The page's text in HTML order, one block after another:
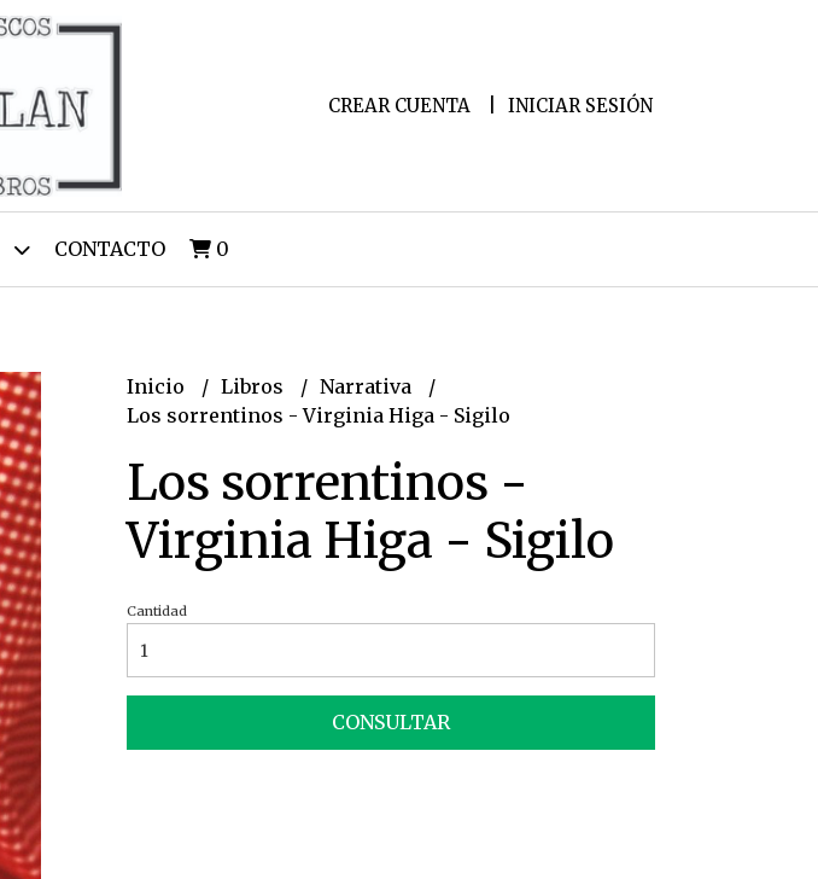
CREAR CUENTA INICIAR SESIÓN
CONTACTO 0
Inicio Libros
Narrativa
Los sorrentinos - Virginia Higa - Sigilo
Los sorrentinos -
Virginia Higa - Sigilo
Cantidad
CONSULTAR